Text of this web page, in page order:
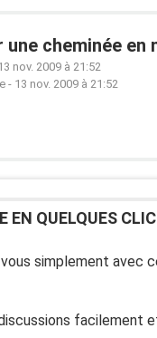
cheminée en
nov. 2009 à 21:52
- 13 nov. 2009 à 21:52
EN QUELQUES
simplement avec
facilement